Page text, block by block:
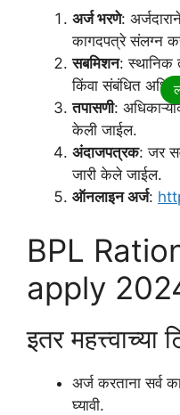
अर्ज भरणे:
कागदपत्रे संलग्न
सबमिशन: स्थानिक
किंवा संबंधित
तपासणी:
केली जाईल.
अंदाजपत्रक: जर
जारी केले जाईल.
ऑनलाइन अर्ज:
BPL
apply
इतर महत्त्वाच्या
अर्ज करताना सर्व
घ्यावी.